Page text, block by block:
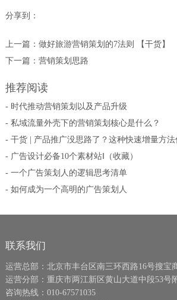
分享到：
上一篇： 做好旅游营销策划的7法则 【干货】
下一篇： 营销策划思路
推荐阅读
- 时代推动营销策划以及产品升级
- 私域流量外壳下的营销策划核心是什么？
- 干货 | 产品推广没思路了？这种快速增量方法
- 广告设计必备10个素材站Ⅰ（收藏）
- 一个广告策划人的逻辑思考清单
- 如何成为一个高明的广告策划人
联系我们
运营总部：北京市丰台区南三环西路16号搜宝
运营分部：重庆市两江新区黄山大道中段53号
咨询热线：010-67571035